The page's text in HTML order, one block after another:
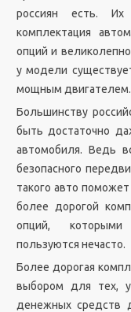
россиян есть.
комплектация
опций и
у модели
мощным двигателем.
Большинству
быть достаточно
автомобиля. Ведь
безопасного
такого авто
более дорогой
опций, которыми
пользуются нечасто.
Более дорогая
выбором для тех, у
денежных средств